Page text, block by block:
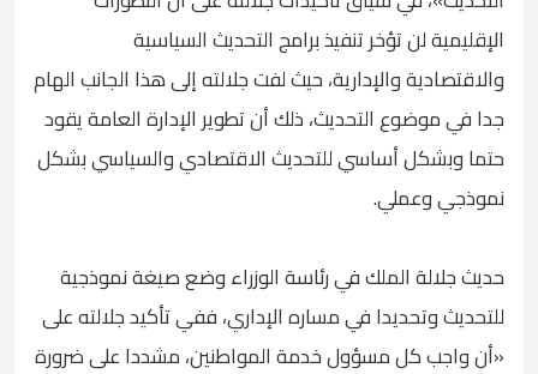
الإقليمية لن تؤخر تنفيذ برامج التحديث السياسية
والاقتصادية والإدارية، حيث لفت جلالته إلى هذا الجانب الهام
جدا في موضوع التحديث، ذلك أن تطوير الإدارة العامة يقود
حتما وبشكل أساسي للتحديث الاقتصادي والسياسي بشكل
نموذجي وعملي.
حديث جلالة الملك في رئاسة الوزراء وضع صيغة نموذجية
للتحديث وتحديدا في مساره الإداري، ففي تأكيد جلالته على
«أن واجب كل مسؤول خدمة المواطنين، مشددا على ضرورة